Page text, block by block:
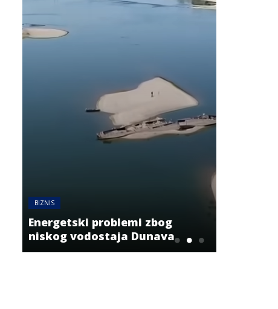
BIZNIS
Energetski problemi zbog
niskog vodostaja Dunava